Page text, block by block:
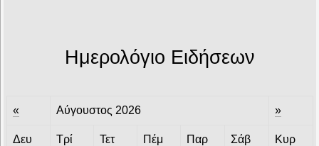
Ημερολόγιο Ειδήσεων
« Αύγουστος 2026 »
Δευ Τρί Τετ Πέμ Παρ Σάβ Κυρ